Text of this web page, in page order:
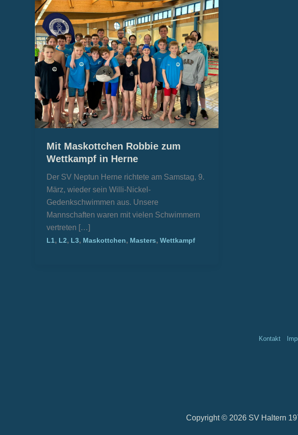
Mit Maskottchen Robbie zum
Wettkampf in Herne
Der SV Neptun Herne richtete am Samstag, 9.
März, wieder sein Willi-Nickel-
Gedenkschwimmen aus. Unsere
Mannschaften waren mit vielen Schwimmern
vertreten […]
L1, L2, L3, Maskottchen, Masters, Wettkampf
Kontakt
Copyright © 2026 SV Haltern